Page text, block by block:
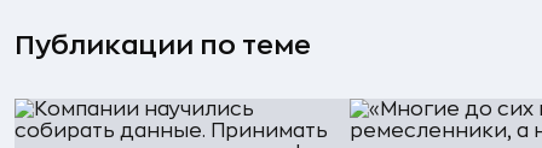
Публикации по теме